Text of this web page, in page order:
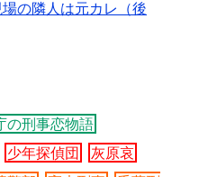
の隣人は元カレ（後
の刑事恋物語
少年探偵団
灰原哀